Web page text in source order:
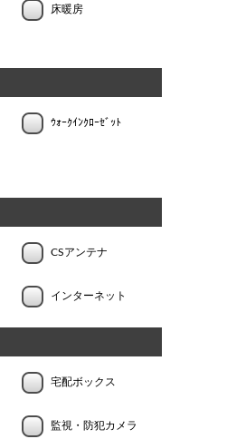
床暖房
ｳｫｰｸｲﾝｸﾛｰｾﾞｯﾄ
CSアンテナ
インターネット
宅配ボックス
監視・防犯カメラ